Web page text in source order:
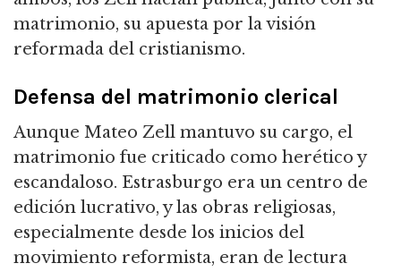
matrimonio, su apuesta por la visión
reformada del cristianismo.
Defensa del matrimonio clerical
Aunque Mateo Zell mantuvo su cargo, el
matrimonio fue criticado como herético y
escandaloso. Estrasburgo era un centro de
edición lucrativo, y las obras religiosas,
especialmente desde los inicios del
movimiento reformista, eran de lectura